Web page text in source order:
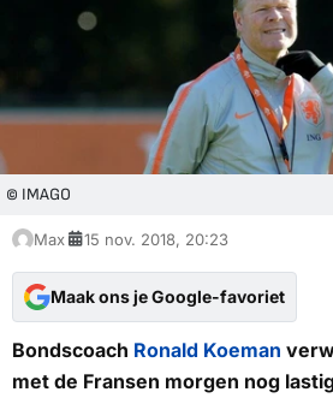
© IMAGO
Max 15 nov. 2018, 20:23
Maak ons je Google-favoriet
Bondscoach Ronald Koeman
met de Fransen morgen nog